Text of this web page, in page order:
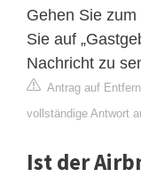
Gehen Sie
Sie auf
Nachricht zu
Antrag auf
vollständige Antwort
Ist der